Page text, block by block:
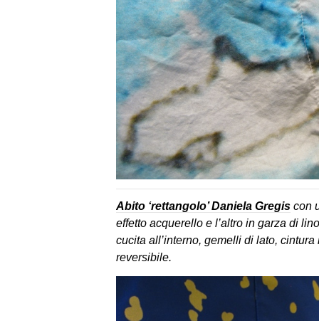
Abito ‘rettangolo’ Daniela Gregiscon
effetto acquerello e l’altro in garza di
cucita all’interno, gemelli di lato, cintura
reversibile.